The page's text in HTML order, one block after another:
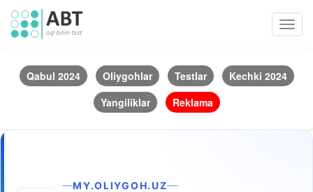
Qabul 2024 Oliygohlar Testlar
Kechki 2024
Yangiliklar
Reklama
MY.OLIYGOH.UZ